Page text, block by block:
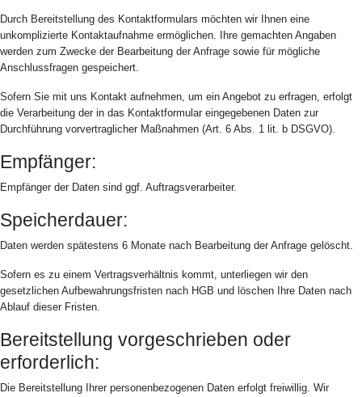
Durch Bereitstellung des Kontaktformulars möchten wir Ihnen eine
unkomplizierte Kontaktaufnahme ermöglichen. Ihre gemachten Angaben
werden zum Zwecke der Bearbeitung der Anfrage sowie für mögliche
Anschlussfragen gespeichert.
Sofern Sie mit uns Kontakt aufnehmen, um ein Angebot zu erfragen, erfolgt
die Verarbeitung der in das Kontaktformular eingegebenen Daten zur
Durchführung vorvertraglicher Maßnahmen (Art. 6 Abs. 1 lit. b DSGVO).
Empfänger:
Empfänger der Daten sind ggf. Auftragsverarbeiter.
Speicherdauer:
Daten werden spätestens 6 Monate nach Bearbeitung der Anfrage gelöscht.
Sofern es zu einem Vertragsverhältnis kommt, unterliegen wir den
gesetzlichen Aufbewahrungsfristen nach HGB und löschen Ihre Daten nach
Ablauf dieser Fristen.
Bereitstellung vorgeschrieben oder
erforderlich:
Die Bereitstellung Ihrer personenbezogenen Daten erfolgt freiwillig. Wir